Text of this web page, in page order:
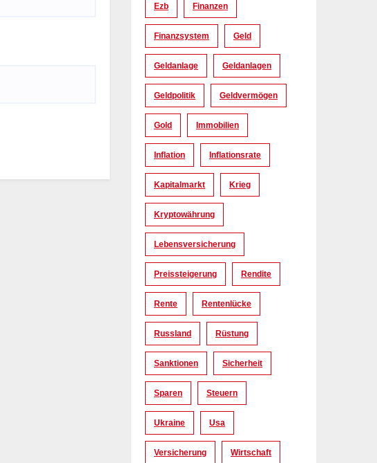
Ezb Finanzen
Finanzsystem Geld
Geldanlage Geldanlagen
Geldpolitik Geldvermögen
Gold Immobilien
Inflation Inflationsrate
Kapitalmarkt Krieg
Kryptowährung
Lebensversicherung
Preissteigerung Rendite
Rente Rentenlücke
Russland Rüstung
Sanktionen Sicherheit
Sparen Steuern
Ukraine Usa
Versicherung Wirtschaft